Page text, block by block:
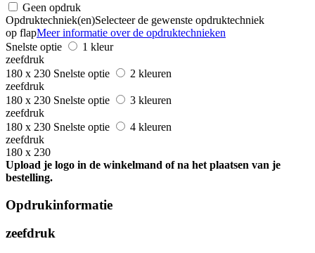
Geen opdruk
Opdruktechniek(en)Selecteer de gewenste opdruktechniek
op flapMeer informatie over de opdruktechnieken
Snelste optie
1 kleur
zeefdruk
180 x 230 Snelste optie
2 kleuren
zeefdruk
180 x 230 Snelste optie
3 kleuren
zeefdruk
180 x 230 Snelste optie
4 kleuren
zeefdruk
180 x 230
Upload je logo in de winkelmand of na het plaatsen van je
bestelling.
Opdrukinformatie
zeefdruk